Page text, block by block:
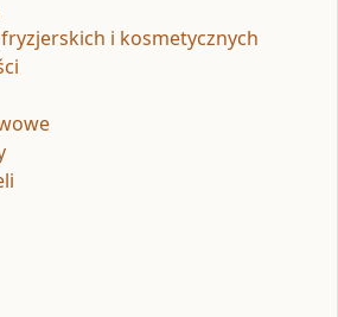
i kosmetycznych